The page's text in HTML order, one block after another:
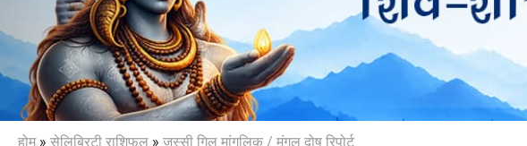
होम» सेलिब्रिटी राशिफल » जस्सी गिल मांगलिक / मंगल दोष रिपोर्ट